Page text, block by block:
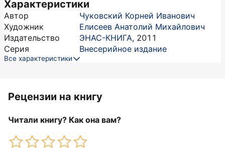
Характеристики
Автор
Чуковский Корней Иванович
Художник
Елисеев Анатолий Михайлович
Издательство
ЭНАС-КНИГА, 2011
Серия
Внесерийное издание
Все характеристики
Рецензии на книгу
Читали книгу? Как она вам?